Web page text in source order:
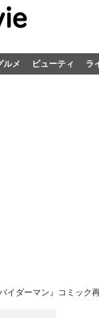
ルメ ビューティ ラ
イダーマン』コミック